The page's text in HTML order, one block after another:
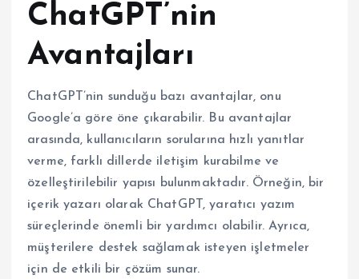
ChatGPT’nin
Avantajları
ChatGPT’nin sunduğu bazı avantajlar, onu
Google’a göre öne çıkarabilir. Bu avantajlar
arasında, kullanıcıların sorularına hızlı yanıtlar
verme, farklı dillerde iletişim kurabilme ve
özelleştirilebilir yapısı bulunmaktadır. Örneğin, bir
içerik yazarı olarak ChatGPT, yaratıcı yazım
süreçlerinde önemli bir yardımcı olabilir. Ayrıca,
müşterilere destek sağlamak isteyen işletmeler
için de etkili bir çözüm sunar.